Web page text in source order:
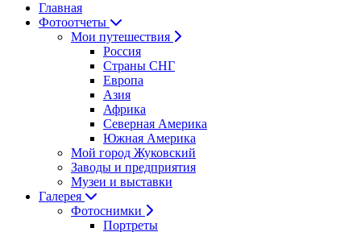
Главная
Фотоотчеты
Мои путешествия
Россия
Страны СНГ
Европа
Азия
Африка
Северная Америка
Южная Америка
Мой город Жуковский
Заводы и предприятия
Музеи и выставки
Галерея
Фотоснимки
Портреты